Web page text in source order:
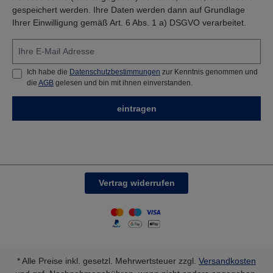
gespeichert werden. Ihre Daten werden dann auf Grundlage
Ihrer Einwilligung gemäß Art. 6 Abs. 1 a) DSGVO verarbeitet.
Ich habe die Datenschutzbestimmungen zur Kenntnis genommen und
die AGB gelesen und bin mit ihnen einverstanden.
eintragen
Vertrag widerrufen
* Alle Preise inkl. gesetzl. Mehrwertsteuer zzgl. Versandkosten